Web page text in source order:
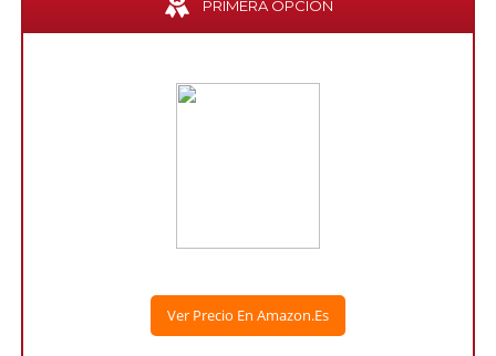
PRIMERA OPCIÓN
Ver Precio En Amazon.es